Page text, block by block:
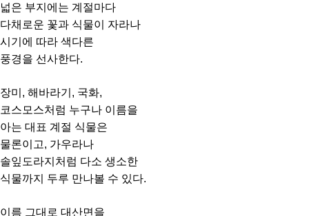
넓은 부지에는 계절마다
다채로운 꽃과 식물이 자라나
시기에 따라 색다른
풍경을 선사한다.
장미, 해바라기, 국화,
코스모스처럼 누구나 이름을
아는 대표 계절 식물은
물론이고, 가우라나
솔잎도라지처럼 다소 생소한
식물까지 두루 만나볼 수 있다.
이름 그대로 대산면을